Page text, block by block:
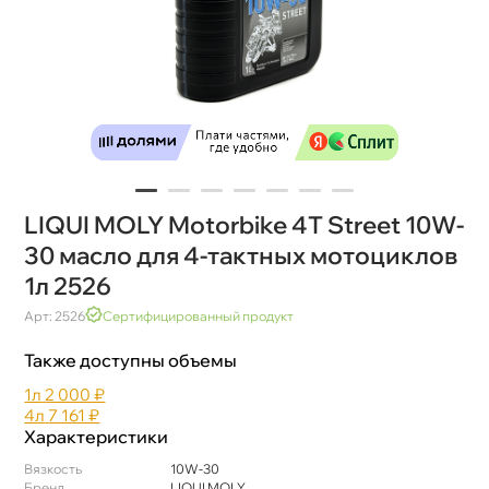
LIQUI MOLY Motorbike 4T Street 10W-
30 масло для 4-тактных мотоцикло
1л 2526
Арт: 2526 Сертифицированный продукт
Также доступны объемы
1л 2 000 ₽
4л 7 161 ₽
Характеристики
язкость
10W-30